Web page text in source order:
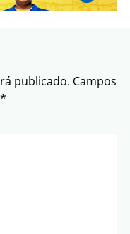
publicado. Campos
*